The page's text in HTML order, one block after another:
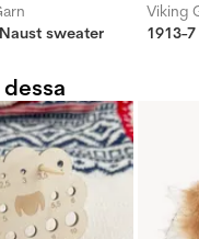
sweater
Viking
1913-